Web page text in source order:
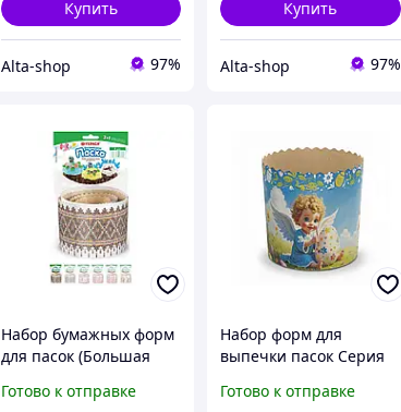
Купить
Alta-shop 97%
Купить
Alta-shop 97%
Набор бумажных форм
для пасок (Большая
размеров) ТМ УКРАСА
Готово к отправке
Набор форм для
выпечки пасок Серия
(5шт/уп) ТМ УКРАСА
Готово к отправке